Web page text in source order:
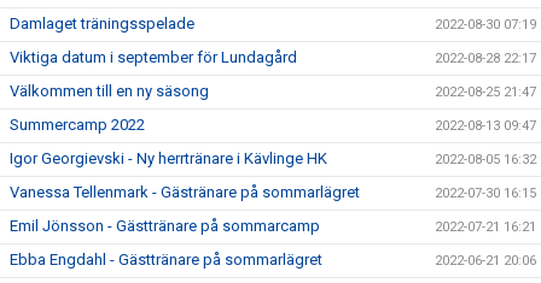
Damlaget träningsspelade 2022-08-30 07:19
Viktiga datum i september för Lundagård 2022-08-28 22:17
Välkommen till en ny säsong 2022-08-25 21:47
Summercamp 2022 2022-08-13 09:47
Igor Georgievski - Ny herrtränare i Kävlinge HK 2022-08-05 16:32
Vanessa Tellenmark - Gästränare på sommarlägret 2022-07-30 16:15
Emil Jönsson - Gästtränare på sommarcamp 2022-07-21 16:21
Ebba Engdahl - Gästtränare på sommarlägret 2022-06-21 20:06